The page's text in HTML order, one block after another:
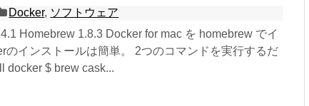
Docker, ソフトウェア
Homebrew 1.8.3 Docker for mac を homebrew でイ
のインストールは簡単。 2つのコマンドを実行するだ
docker $ brew cask...